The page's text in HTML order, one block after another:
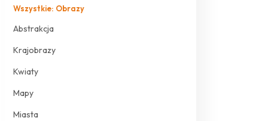
Wszystkie: Obrazy
Abstrakcja
Krajobrazy
Kwiaty
Mapy
Miasta